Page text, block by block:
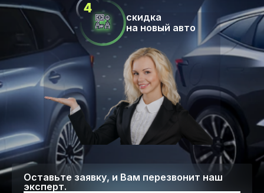
Оставьте заявку, и Вам перезвонит наш
эксперт.
скидка
на новый авто